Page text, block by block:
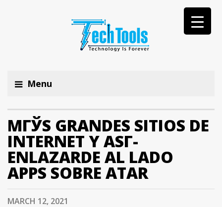
Menu
MГЎS GRANDES SITIOS DE
INTERNET Y ASГ­
ENLAZARDE AL LADO
APPS SOBRE ATAR
MARCH 12, 2021